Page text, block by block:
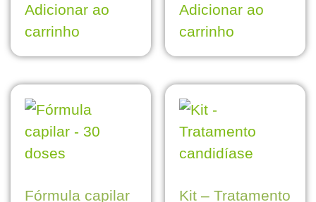
Adicionar ao
carrinho
Adicionar ao
carrinho
Fórmula capilar Kit – Tratamento